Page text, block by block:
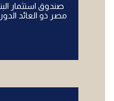
صندوق استثمار
مصر ذو العائد